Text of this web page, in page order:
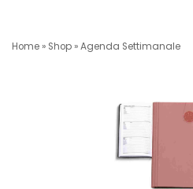
Home » Shop »Agenda Settimanale